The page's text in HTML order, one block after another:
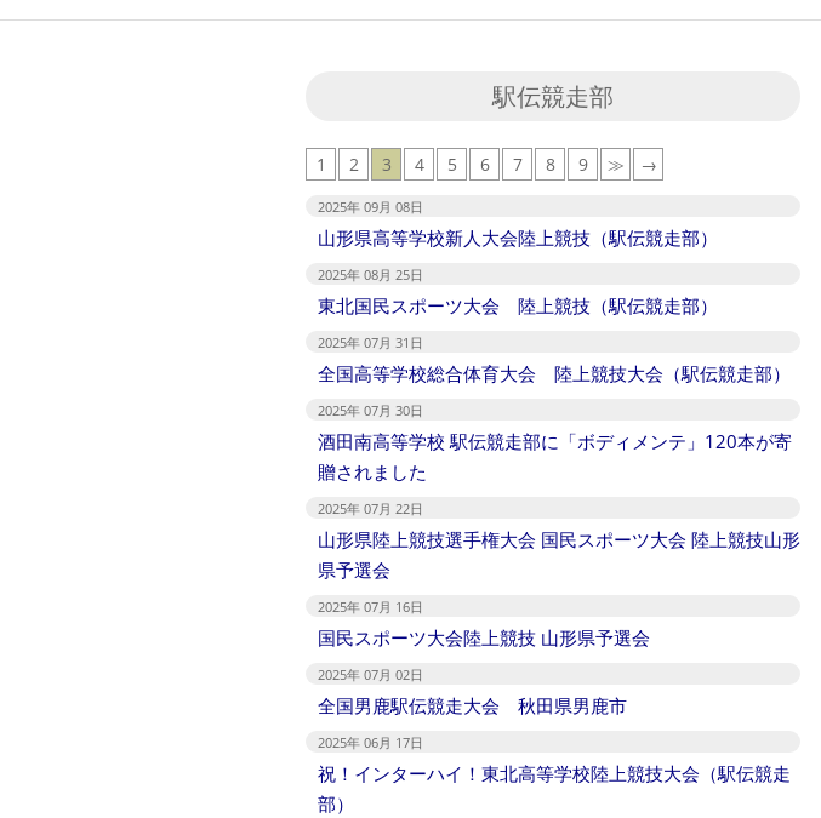
駅伝競走部
1 2 3 4 5 6 7 8 9 ≫ →
2025年 09月 08日
山形県高等学校新人大会陸上競技（駅伝競走部）
2025年 08月 25日
東北国民スポーツ大会 陸上競技（駅伝競走部）
2025年 07月 31日
全国高等学校総合体育大会 陸上競技大会（駅伝競走部）
2025年 07月 30日
酒田南高等学校 駅伝競走部に「ボディメンテ」120本が寄
贈されました
2025年 07月 22日
山形県陸上競技選手権大会 国民スポーツ大会 陸上競技山形
県予選会
2025年 07月 16日
国民スポーツ大会陸上競技 山形県予選会
2025年 07月 02日
全国男鹿駅伝競走大会 秋田県男鹿市
2025年 06月 17日
祝！インターハイ！東北高等学校陸上競技大会（駅伝競走
部）